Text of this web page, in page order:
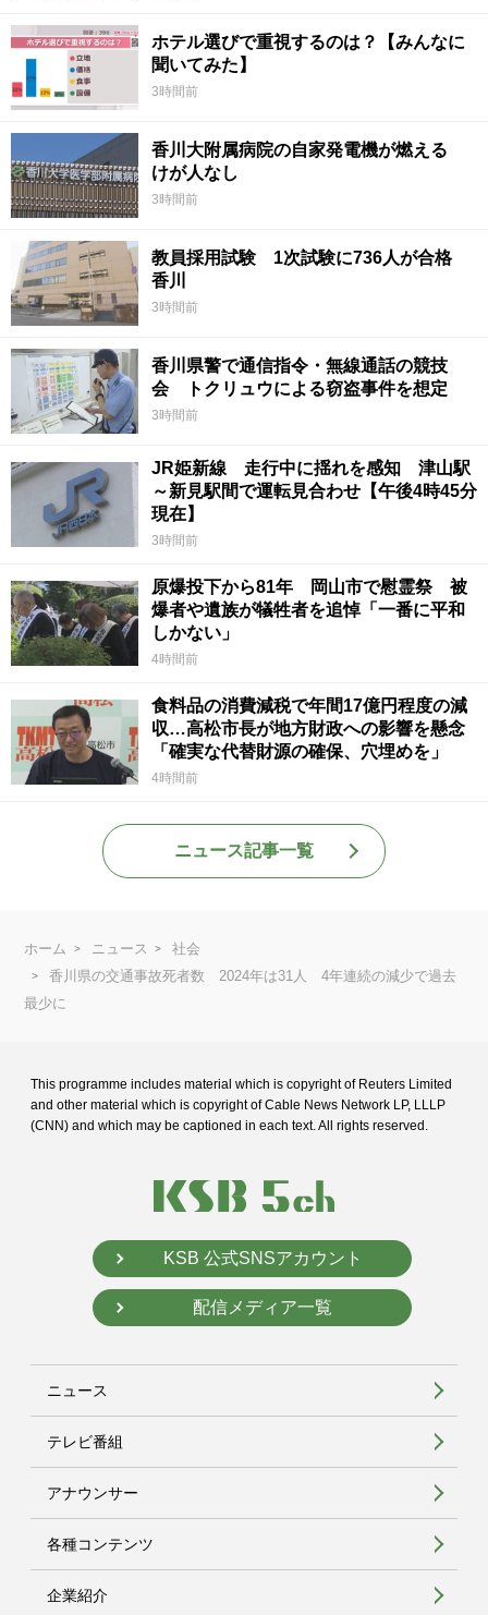
ホテル選びで重視するのは？【みんなに
聞いてみた】
3時間前
香川大附属病院の自家発電機が燃える
けが人なし
3時間前
教員採用試験 1次試験に736人が合格
香川
3時間前
香川県警で通信指令・無線通話の競技
会 トクリュウによる窃盗事件を想定
3時間前
JR姫新線 走行中に揺れを感知 津山駅
～新見駅間で運転見合わせ【午後4時45分
現在】
3時間前
原爆投下から81年 岡山市で慰霊祭 被
爆者や遺族が犠牲者を追悼「一番に平和
しかない」
4時間前
食料品の消費減税で年間17億円程度の減
収…高松市長が地方財政への影響を懸念
「確実な代替財源の確保、穴埋めを」
4時間前
ニュース記事一覧
ホーム ニュース
社会
香川県の交通事故死者数 2024年は31人 4年連続の減少で過去
最少に
This programme includes material which is copyright of Reuters Limited
and other material which is copyright of Cable News Network LP, LLLP
(CNN) and which may be captioned in each text. All rights reserved.
KSB 公式SNSアカウント
配信メディア一覧
ニュース
テレビ番組
アナウンサー
各種コンテンツ
企業紹介